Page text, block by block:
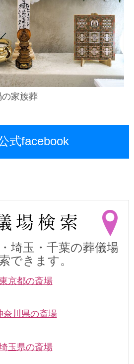
家族葬
式facebook
埼玉・千葉の葬儀場
できます。
京都の斎場
奈川県の斎場
玉県の斎場